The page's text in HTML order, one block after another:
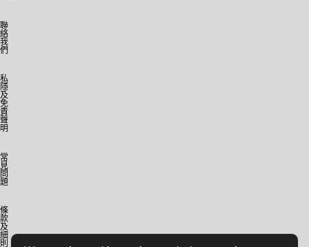
聯
絡
我
們
私
隱
及
免
責
聲
明
常
見
問
題
條
款
及
細
則